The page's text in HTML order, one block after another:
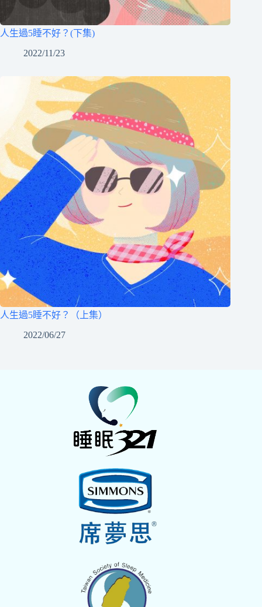
人生過5睡不好？(下集)
2022/11/23
人生過5睡不好？（上集）
2022/06/27